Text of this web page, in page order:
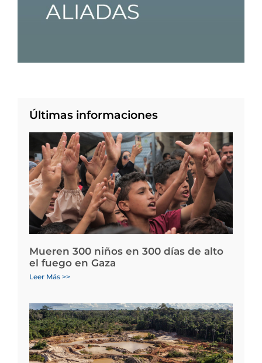
Últimas informaciones
Mueren 300 niños en 300 días de alto
el fuego en Gaza
Leer Más >>